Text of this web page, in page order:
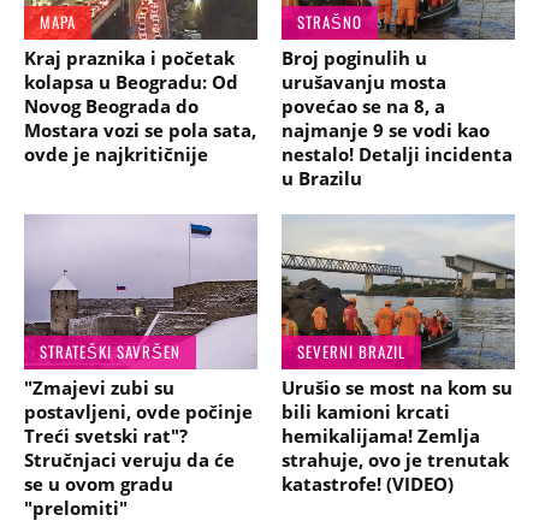
MAPA
Kraj praznika i početak
kolapsa u Beogradu: Od
Novog Beograda do
Mostara vozi se pola sata,
ovde je najkritičnije
STRAŠNO
Broj poginulih u
urušavanju mosta
povećao se na 8, a
najmanje 9 se vodi kao
nestalo! Detalji incidenta
u Brazilu
STRATEŠKI SAVRŠEN
"Zmajevi zubi su
postavljeni, ovde počinje
Treći svetski rat"?
Stručnjaci veruju da će
se u ovom gradu
"prelomiti"
SEVERNI BRAZIL
Urušio se most na kom su
bili kamioni krcati
hemikalijama! Zemlja
strahuje, ovo je trenutak
katastrofe! (VIDEO)